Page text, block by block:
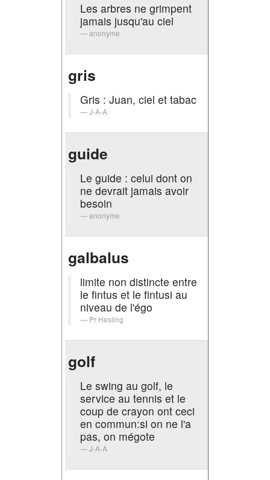
Les arbres ne grimpent
jamais jusqu'au ciel
anonyme
gris
Gris : Juan, ciel et tabac
J-A-A
guide
Le guide : celui dont on
ne devrait jamais avoir
besoin
anonyme
galbalus
limite non distincte entre
le fintus et le fintusi au
niveau de l'égo
Pr Hesling
golf
Le swing au golf, le
service au tennis et le
coup de crayon ont ceci
en commun:si on ne l'a
pas, on mégote
J-A-A